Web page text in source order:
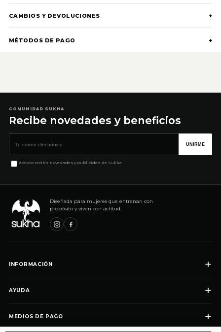
CAMBIOS Y DEVOLUCIONES +
MÉTODOS DE PAGO +
COMUNIDAD SUKHA
Recibe novedades y beneficios
UNIRME
Acepto recibir novedades y publicidad de Sukha.
Diseñada para mujeres que entrenan con
propósito y viven con actitud.
INFORMACIÓN +
AYUDA +
MEDIOS DE PAGO +